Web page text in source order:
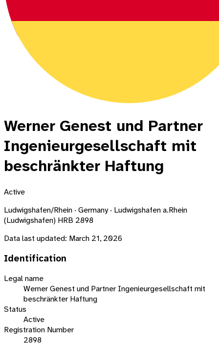
Werner Genest und Partner
Ingenieurgesellschaft mit
beschränkter Haftung
Active
Ludwigshafen/Rhein · Germany · Ludwigshafen a.Rhein
(Ludwigshafen) HRB 2898
Data last updated: March 21, 2026
Identification
Legal name
Werner Genest und Partner Ingenieurgesellschaft mit
beschränkter Haftung
Status
Active
Registration Number
2898